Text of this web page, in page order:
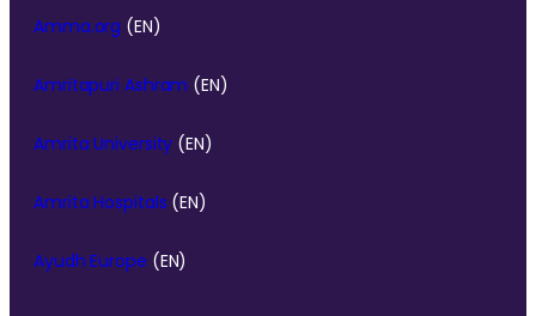
Amma.org (EN)
Amritapuri Ashram (EN)
Amrita University (EN)
Amrita Hospitals (EN)
Ayudh Europe (EN)